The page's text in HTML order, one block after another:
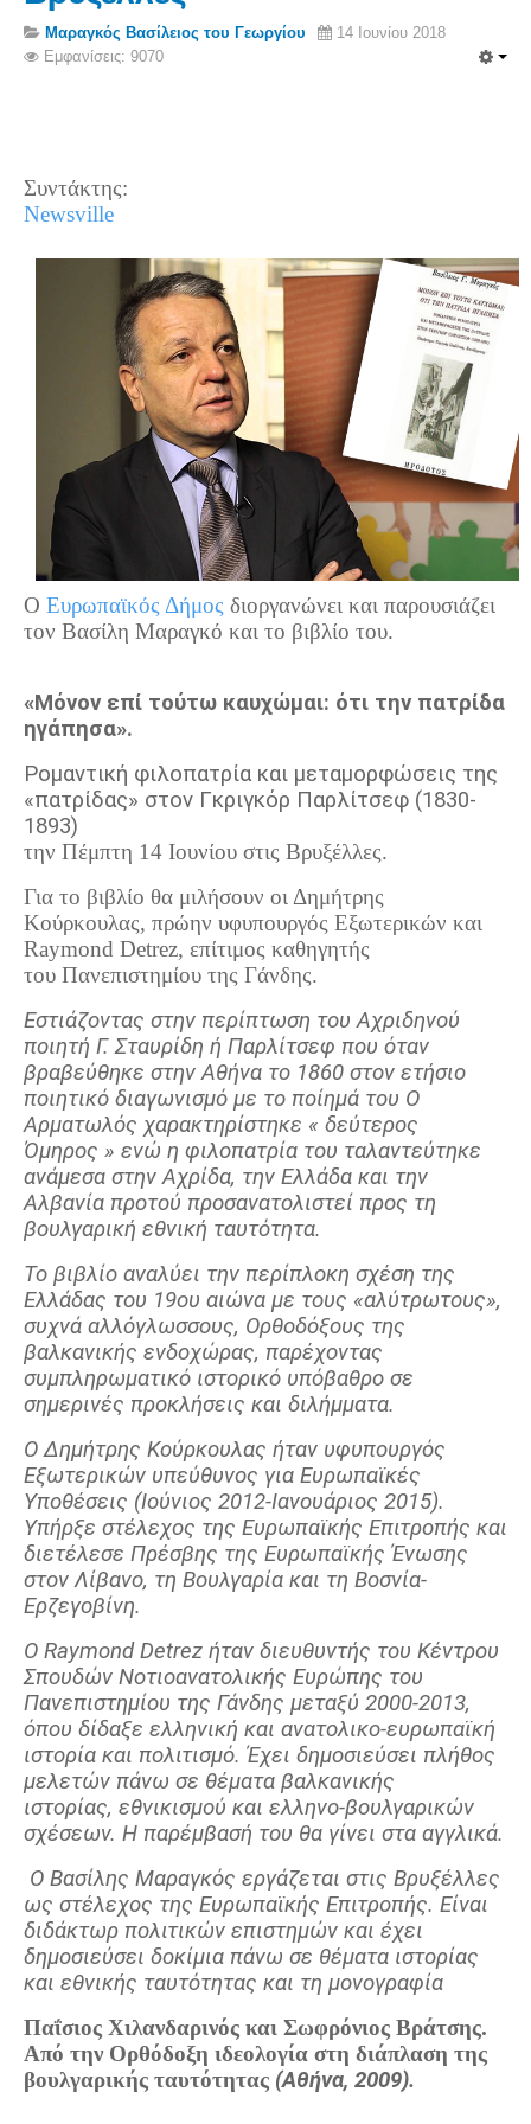
Σερβαίοι Συγγραφείς/Λογoτέχνες
Σερβαίοι Καλλιτέχνες
Σύνδεσμος Σερβαίων
Ηλεκτρονική έκδοση Αρτοζήνου
Θέματα και δράσεις Συνδέσμου
Ανακοινώσεις
Η ιστοσελίδα μας
Χάρτης του Site (Sitemap)
Επικοινωνία
Τα Νέα
Τα Τελευταία Νέα
Αυτοί που έφυγαν για πάντα
Γάμοι - Γεννήσεις - Βαπτίσεις
Μηνύματα Επισκεπτών
παλιά αρχειοθετημένα
Λαογραφία
Πολιτιστικά
Οπτικοακουστικά
Φωτορεπορτάζ
Δημοτικά Τραγούδια
Videos
Albums Φωτογραφιών
Παλιές Φωτογραφίες του 1930
Πετρόκτιστα Σπίτια - Εκκλησίες
Πανοραμικές φωτογραφίες
Σύνδεσμοι
Μαραγκός Βασίλειος του Γεωργίου
14 Ιουνίου 2018
Εμφανίσεις: 9070
Συντάκτης:
Newsville
Ο Ευρωπαϊκός Δήμος διοργανώνει και παρουσιάζει
τον Βασίλη Μαραγκό και το βιβλίο του.
«Μόνον επί τούτω καυχώμαι: ότι την πατρίδα
ηγάπησα».
Ρομαντική φιλοπατρία και μεταμορφώσεις της
«πατρίδας» στον Γκριγκόρ Παρλίτσεφ (1830-
1893)
την Πέμπτη 14 Ιουνίου στις Βρυξέλλες.
Για το βιβλίο θα μιλήσουν οι Δημήτρης
Κούρκουλας, πρώην υφυπουργός Eξωτερικών και
Raymond Detrez, επίτιμος καθηγητής
του Πανεπιστημίου της Γάνδης.
Εστιάζοντας στην περίπτωση του Αχριδηνού
ποιητή Γ. Σταυρίδη ή Παρλίτσεφ που όταν
βραβεύθηκε στην Αθήνα το 1860 στον ετήσιο
ποιητικό διαγωνισμό με το ποίημά του Ο
Αρματωλός χαρακτηρίστηκε « δεύτερος
Όμηρος » ενώ η φιλοπατρία του ταλαντεύτηκε
ανάμεσα στην Αχρίδα, την Ελλάδα και την
Αλβανία προτού προσανατολιστεί προς τη
βουλγαρική εθνική ταυτότητα.
Το βιβλίο αναλύει την περίπλοκη σχέση της
Ελλάδας του 19ου αιώνα με τους «αλύτρωτους»,
συχνά αλλόγλωσσους, Ορθοδόξους της
βαλκανικής ενδοχώρας, παρέχοντας
συμπληρωματικό ιστορικό υπόβαθρο σε
σημερινές προκλήσεις και διλήμματα.
Ο Δημήτρης Κούρκουλας ήταν υφυπουργός
Εξωτερικών υπεύθυνος για Ευρωπαϊκές
Υποθέσεις (Ιούνιος 2012-Ιανουάριος 2015).
Υπήρξε στέλεχος της Ευρωπαϊκής Επιτροπής και
διετέλεσε Πρέσβης της Ευρωπαϊκής Ένωσης
στον Λίβανο, τη Βουλγαρία και τη Βοσνία-
Ερζεγοβίνη.
Ο Raymond Detrez ήταν διευθυντής του Κέντρου
Σπουδών Νοτιοανατολικής Ευρώπης του
Πανεπιστημίου της Γάνδης μεταξύ 2000-2013,
όπου δίδαξε ελληνική και ανατολικο-ευρωπαϊκή
ιστορία και πολιτισμό. Έχει δημοσιεύσει πλήθος
μελετών πάνω σε θέματα βαλκανικής
ιστορίας, εθνικισμού και ελληνο-βουλγαρικών
σχέσεων. Η παρέμβασή του θα γίνει στα αγγλικά.
Ο Βασίλης Μαραγκός εργάζεται στις Βρυξέλλες
ως στέλεχος της Ευρωπαϊκής Επιτροπής. Είναι
διδάκτωρ πολιτικών επιστημών και έχει
δημοσιεύσει δοκίμια πάνω σε θέματα ιστορίας
και εθνικής ταυτότητας και τη μονογραφία
Παΐσιος Χιλανδαρινός και Σωφρόνιος Βράτσης.
Από την Ορθόδοξη ιδεολογία στη διάπλαση της
βουλγαρικής ταυτότητας (Αθήνα, 2009).